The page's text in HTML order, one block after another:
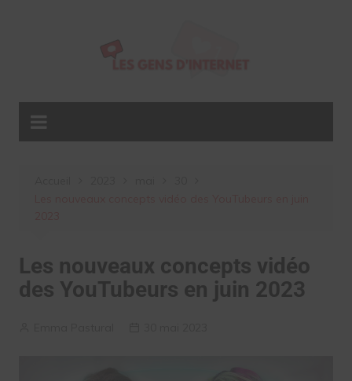
Les nouveaux concepts vidéo
des YouTubeurs en juin 2023